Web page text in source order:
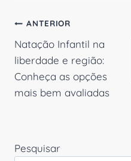
Navegação
de
Post
ANTERIOR
Natação Infantil na
liberdade e região:
Conheça as opções
mais bem avaliadas
Pesquisar